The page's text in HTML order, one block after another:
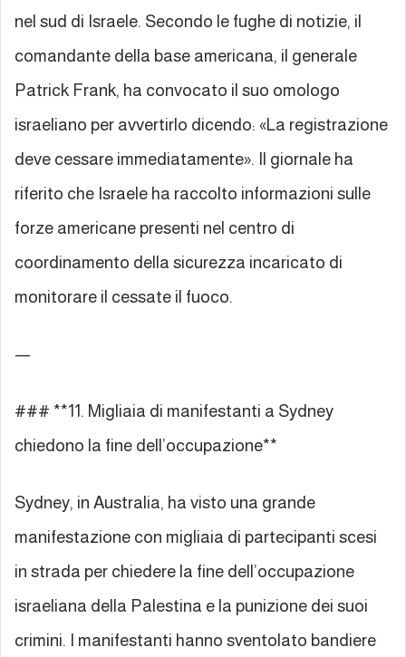
nel sud di Israele. Secondo le fughe di notizie, il
comandante della base americana, il generale
Patrick Frank, ha convocato il suo omologo
israeliano per avvertirlo dicendo: «La registrazione
deve cessare immediatamente». Il giornale ha
riferito che Israele ha raccolto informazioni sulle
forze americane presenti nel centro di
coordinamento della sicurezza incaricato di
monitorare il cessate il fuoco.
—
### **11. Migliaia di manifestanti a Sydney
chiedono la fine dell’occupazione**
Sydney, in Australia, ha visto una grande
manifestazione con migliaia di partecipanti scesi
in strada per chiedere la fine dell’occupazione
israeliana della Palestina e la punizione dei suoi
crimini. I manifestanti hanno sventolato bandiere